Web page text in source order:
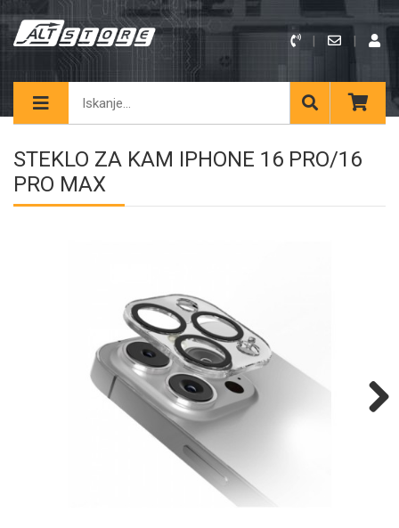
STEKLO ZA KAM IPHONE 16 PRO/16
PRO MAX